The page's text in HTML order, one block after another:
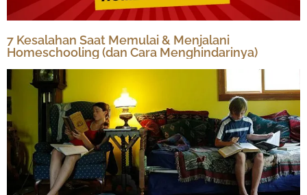
7 Kesalahan Saat Memulai & Menjalani
Homeschooling (dan Cara Menghindarinya)